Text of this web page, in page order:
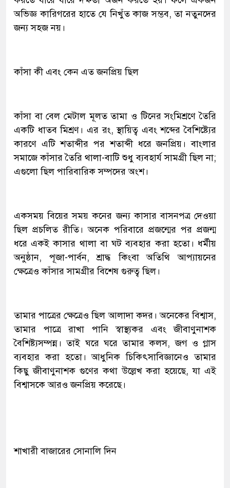
অভিজ্ঞ কারিগরের হাতে যে নিখুঁত কাজ সম্ভব, তা নতুনদের
জন্য সহজ নয়।
কাঁসা কী এবং কেন এত জনপ্রিয় ছিল
কাঁসা বা বেল মেটাল মূলত তামা ও টিনের সংমিশ্রণে তৈরি
একটি ধাতব মিশ্রণ। এর রং, স্থায়িত্ব এবং শব্দের বৈশিষ্ট্যের
কারণে এটি শতাব্দীর পর শতাব্দী ধরে জনপ্রিয়। বাংলার
সমাজে কাঁসার তৈরি থালা-বাটি শুধু ব্যবহার্য সামগ্রী ছিল না;
এগুলো ছিল পারিবারিক সম্পদের অংশ।
একসময় বিয়ের সময় কনের জন্য কাসার বাসনপত্র দেওয়া
ছিল প্রচলিত রীতি। অনেক পরিবারে প্রজন্মের পর প্রজন্ম
ধরে একই কাসার থালা বা ঘট ব্যবহার করা হতো। ধর্মীয়
অনুষ্ঠান, পূজা-পার্বন, শ্রাদ্ধ কিংবা অতিথি আপ্যায়নের
ক্ষেত্রেও কাঁসার সামগ্রীর বিশেষ গুরুত্ব ছিল।
তামার পাত্রের ক্ষেত্রেও ছিল আলাদা কদর। অনেকের বিশ্বাস,
তামার পাত্রে রাখা পানি স্বাস্থ্যকর এবং জীবাণুনাশক
বৈশিষ্ট্যসম্পন্ন। তাই ঘরে ঘরে তামার কলস, জগ ও গ্লাস
ব্যবহার করা হতো। আধুনিক চিকিৎসাবিজ্ঞানেও তামার
কিছু জীবাণুনাশক গুণের কথা উল্লেখ করা হয়েছে, যা এই
বিশ্বাসকে আরও জনপ্রিয় করেছে।
শাখারী বাজারের সোনালি দিন